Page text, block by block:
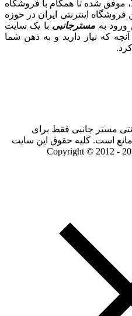
موفق شده تا همگام با فروشگاه‌
فروشگاه اینترنتی ایران در حوزه
به مسترجانبی با یک سایت
که نیاز دارید و به ذهن شما
مستر جانبی فقط برای
است. کلیه حقوق این سایت